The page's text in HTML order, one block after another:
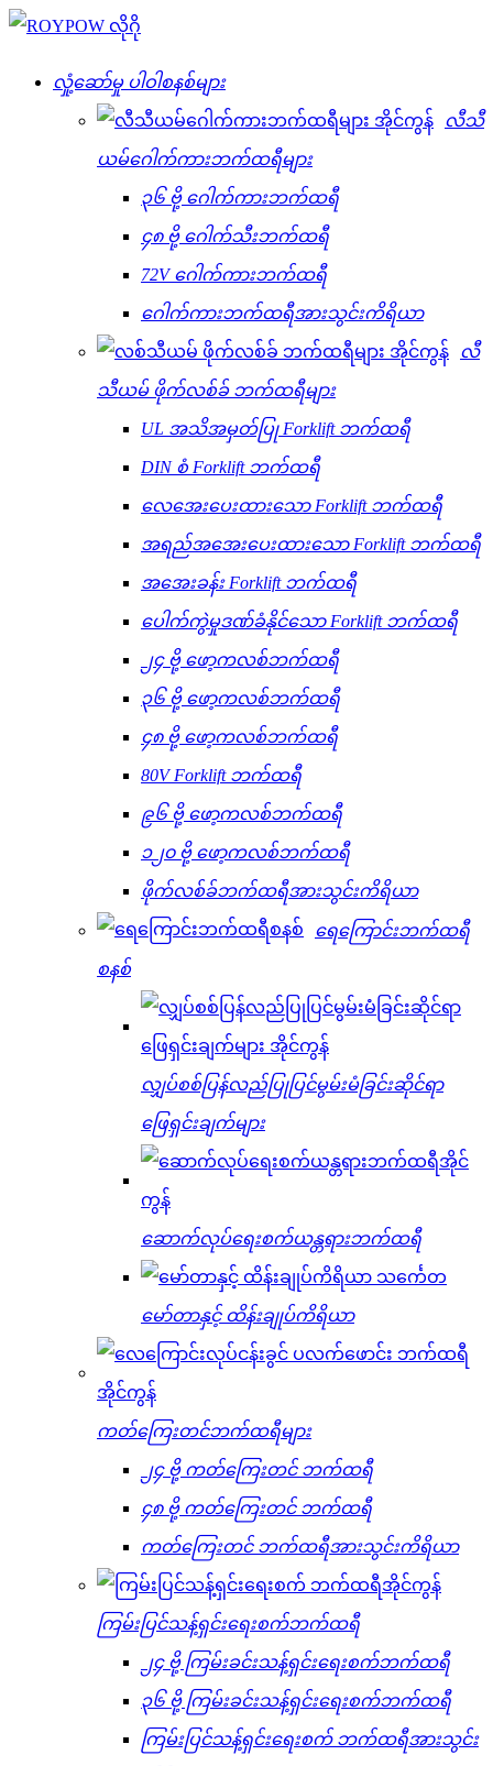
လှုံ့ဆော်မှု ပါဝါစနစ်များ
လီသီ
ယမ်ဂေါက်ကားဘက်ထရီများ
၃၆ ဗို့ ဂေါက်ကားဘက်ထရီ
၄၈ ဗို့ ဂေါက်သီးဘက်ထရီ
72V ဂေါက်ကားဘက်ထရီ
ဂေါက်ကားဘက်ထရီအားသွင်းကိရိယာ
လီ
သီယမ် ဖိုက်လစ်ခ် ဘက်ထရီများ
UL အသိအမှတ်ပြု Forklift ဘက်ထရီ
DIN စံ Forklift ဘက်ထရီ
လေအေးပေးထားသော Forklift ဘက်ထရီ
အရည်အအေးပေးထားသော Forklift ဘက်ထရီ
အအေးခန်း Forklift ဘက်ထရီ
ပေါက်ကွဲမှုဒဏ်ခံနိုင်သော Forklift ဘက်ထရီ
၂၄ ဗို့ ဖော့ကလစ်ဘက်ထရီ
၃၆ ဗို့ ဖော့ကလစ်ဘက်ထရီ
၄၈ ဗို့ ဖော့ကလစ်ဘက်ထရီ
80V Forklift ဘက်ထရီ
၉၆ ဗို့ ဖော့ကလစ်ဘက်ထရီ
၁၂၀ ဗို့ ဖော့ကလစ်ဘက်ထရီ
ဖိုက်လစ်ခ်ဘက်ထရီအားသွင်းကိရိယာ
ရေကြောင်းဘက်ထရီ
စနစ်
လျှပ်စစ်ပြန်လည်ပြုပြင်မွမ်းမံခြင်းဆိုင်ရာ
ဖြေရှင်းချက်များ
ဆောက်လုပ်ရေးစက်ယန္တရားဘက်ထရီ
မော်တာနှင့် ထိန်းချုပ်ကိရိယာ
ကတ်ကြေးတင်ဘက်ထရီများ
၂၄ ဗို့ ကတ်ကြေးတင် ဘက်ထရီ
၄၈ ဗို့ ကတ်ကြေးတင် ဘက်ထရီ
ကတ်ကြေးတင် ဘက်ထရီအားသွင်းကိရိယာ
ကြမ်းပြင်သန့်ရှင်းရေးစက်ဘက်ထရီ
၂၄ ဗို့ ကြမ်းခင်းသန့်ရှင်းရေးစက်ဘက်ထရီ
၃၆ ဗို့ ကြမ်းခင်းသန့်ရှင်းရေးစက်ဘက်ထရီ
ကြမ်းပြင်သန့်ရှင်းရေးစက် ဘက်ထရီအားသွင်း